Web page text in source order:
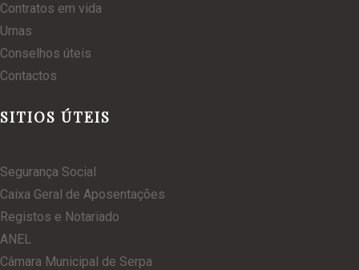
Contratos em vida
Urnas
Conselhos úteis
Contactos
SITIOS ÚTEIS
Segurança Social
Caixa Geral de Aposentações
Registos e Notariado
ANEL
Câmara Municipal de Serpa